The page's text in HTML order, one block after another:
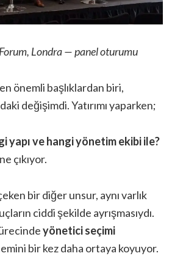
Londra — panel oturumu
önemli başlıklardan biri,
değişimdi. Yatırımı yaparken;
yapı ve hangi yönetim ekibi ile?
çıkıyor.
bir diğer unsur, aynı varlık
ciddi şekilde ayrışmasıydı.
yönetici seçimi
bir kez daha ortaya koyuyor.